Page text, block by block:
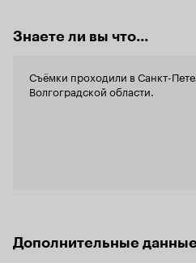
совместно с Долгие вёрсты войны. Все
авторов. Где боевые действия не
никакоё критики, даже
обыгрывается в сюжете! Ещё из
невразумительных вставок -
Знаете ли вы что...
Съёмки проходили в Санкт-
Волгоградской области.
Дополнительные данные